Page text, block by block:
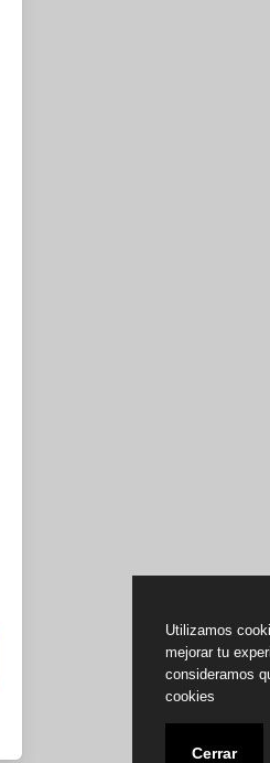
Utilizamos
mejorar tu
consideramos
cookies
Cerrar